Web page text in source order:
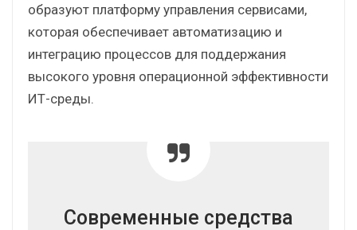
образуют платформу управления сервисами,
которая обеспечивает автоматизацию и
интеграцию процессов для поддержания
высокого уровня операционной эффективности
ИТ-среды.
Современные средства